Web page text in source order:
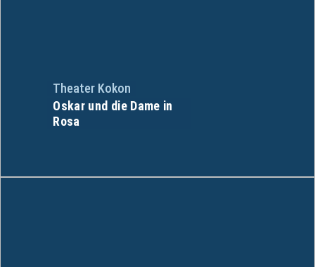
Theater Kokon
Oskar und die Dame in
Rosa